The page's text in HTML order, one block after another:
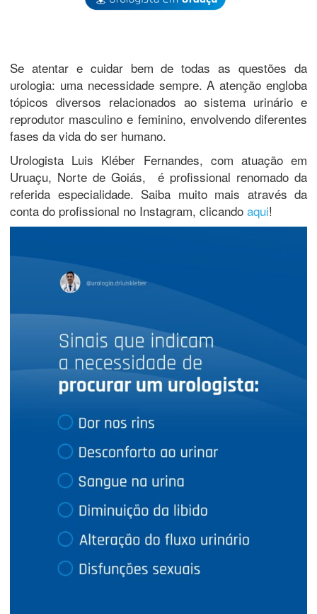
Se atentar e cuidar bem de todas as questões da
urologia: uma necessidade sempre. A atenção engloba
tópicos diversos relacionados ao sistema urinário e
reprodutor masculino e feminino, envolvendo diferentes
fases da vida do ser humano.
Urologista Luis Kléber Fernandes, com atuação em
Uruaçu, Norte de Goiás, é profissional renomado da
referida especialidade. Saiba muito mais através da
conta do profissional no Instagram, clicando aqui!